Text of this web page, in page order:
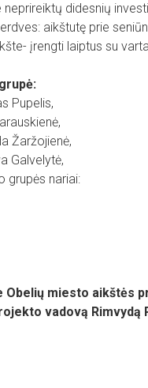
didesnių
aikštutę prie
įrengti laiptus su
Pupelis,
Žaržojienė,
Galvelytė,
grupės nariai:
Obelių miesto aikštės
vadovą Rimvydą